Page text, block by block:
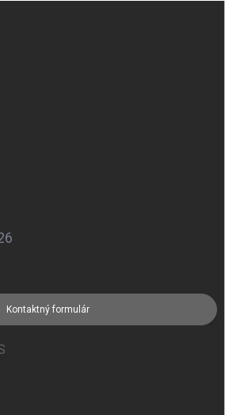
Kontaktný formulár